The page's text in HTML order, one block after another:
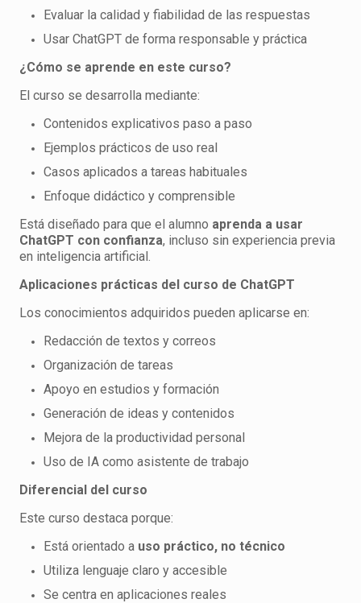
Evaluar la calidad y fiabilidad de las respuestas
Usar ChatGPT de forma responsable y práctica
¿Cómo se aprende en este curso?
El curso se desarrolla mediante:
Contenidos explicativos paso a paso
Ejemplos prácticos de uso real
Casos aplicados a tareas habituales
Enfoque didáctico y comprensible
Está diseñado para que el alumno aprenda a usar
ChatGPT con confianza, incluso sin experiencia previa
en inteligencia artificial.
Aplicaciones prácticas del curso de ChatGPT
Los conocimientos adquiridos pueden aplicarse en:
Redacción de textos y correos
Organización de tareas
Apoyo en estudios y formación
Generación de ideas y contenidos
Mejora de la productividad personal
Uso de IA como asistente de trabajo
Diferencial del curso
Este curso destaca porque:
Está orientado a uso práctico, no técnico
Utiliza lenguaje claro y accesible
Se centra en aplicaciones reales